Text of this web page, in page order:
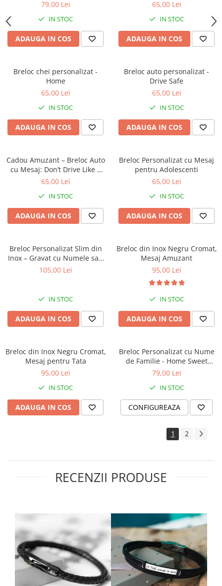
79,00 Lei
IN STOC
ADAUGA IN COS
65,00 Lei
IN STOC
ADAUGA IN COS
Breloc chei personalizat -
Home
65,00 Lei
IN STOC
ADAUGA IN COS
Breloc auto personalizat -
Drive Safe
65,00 Lei
IN STOC
ADAUGA IN COS
Cadou Amuzant – Breloc Auto
cu Mesaj: Don’t Drive Like a
Psychopath
65,00 Lei
IN STOC
ADAUGA IN COS
Breloc Personalizat cu Mesaj
pentru Adolescenti
65,00 Lei
IN STOC
ADAUGA IN COS
Breloc Personalizat Slim din
Inox – Gravat cu Numele sau
Mesajul Tău
105,00 Lei
IN STOC
ADAUGA IN COS
Breloc din Inox Negru Cromat,
Mesaj Amuzant
95,00 Lei
IN STOC
ADAUGA IN COS
Breloc din Inox Negru Cromat,
Mesaj pentru Tata
95,00 Lei
IN STOC
ADAUGA IN COS
Breloc Personalizat cu Nume
de Familie - Home Sweet
Home - Negru
79,00 Lei
IN STOC
CONFIGUREAZA
1 2
RECENZII PRODUSE